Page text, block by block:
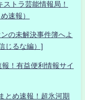
トラ芸能情報局！
速報）
の未解決事件簿へよ
じるな編）]
！有益便利情報サイ
とめ速報！超氷河期